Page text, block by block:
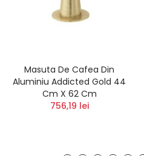
Masuta De Cafea Din
Aluminiu Addicted Gold 44
Cm X 62 Cm
756,19 lei